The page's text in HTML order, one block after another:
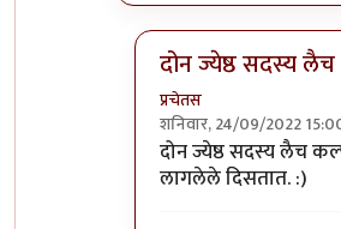
दोन ज्येष्ठ सदस्य लैच
प्रचेतस
शनिवार, 24/09/2022
In reply toआई गं...!
दोन ज्येष्ठ सदस्य लैच
लागलेले दिसतात. :)